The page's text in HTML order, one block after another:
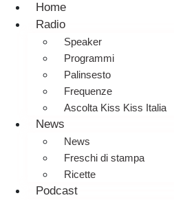
Home
Radio
Speaker
Programmi
Palinsesto
Frequenze
Ascolta Kiss Kiss Italia
News
News
Freschi di stampa
Ricette
Podcast